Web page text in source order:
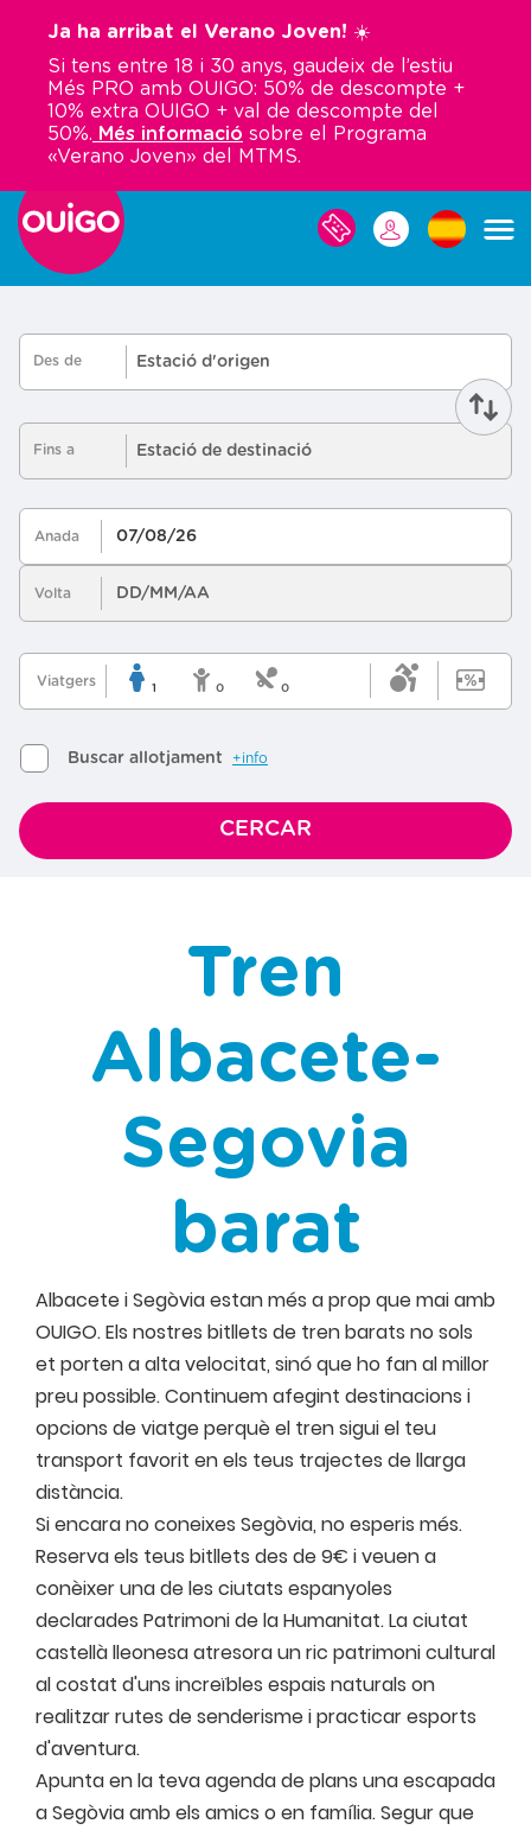
contingut
Ja ha arribat el Verano Joven! ☀️
Si tens entre 18 i 30 anys, gaudeix de l’estiu
Més PRO amb OUIGO: 50% de descompte +
10% extra OUIGO + val de descompte del
50%. Més informació sobre el Programa
«Verano Joven» del MTMS.
LES
MEVES
Tren
Albacete-
Segovia
barat
Albacete i Segòvia estan més a prop que mai amb
OUIGO. Els nostres bitllets de tren barats no sols
et porten a alta velocitat, sinó que ho fan al millor
preu possible. Continuem afegint destinacions i
opcions de viatge perquè el tren sigui el teu
transport favorit en els teus trajectes de llarga
distància.
Si encara no coneixes Segòvia, no esperis més.
Reserva els teus bitllets des de 9€ i veuen a
conèixer una de les ciutats espanyoles
declarades Patrimoni de la Humanitat. La ciutat
castellà lleonesa atresora un ric patrimoni cultural
al costat d'uns increïbles espais naturals on
realitzar rutes de senderisme i practicar esports
d'aventura.
Apunta en la teva agenda de plans una escapada
a Segòvia amb els amics o en família. Segur que